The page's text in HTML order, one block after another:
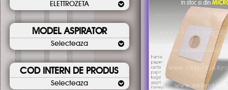
ELETTROZETA
MODEL ASPIRATOR
Selecteaza
COD INTERN DE PRODUS
Selecteaza